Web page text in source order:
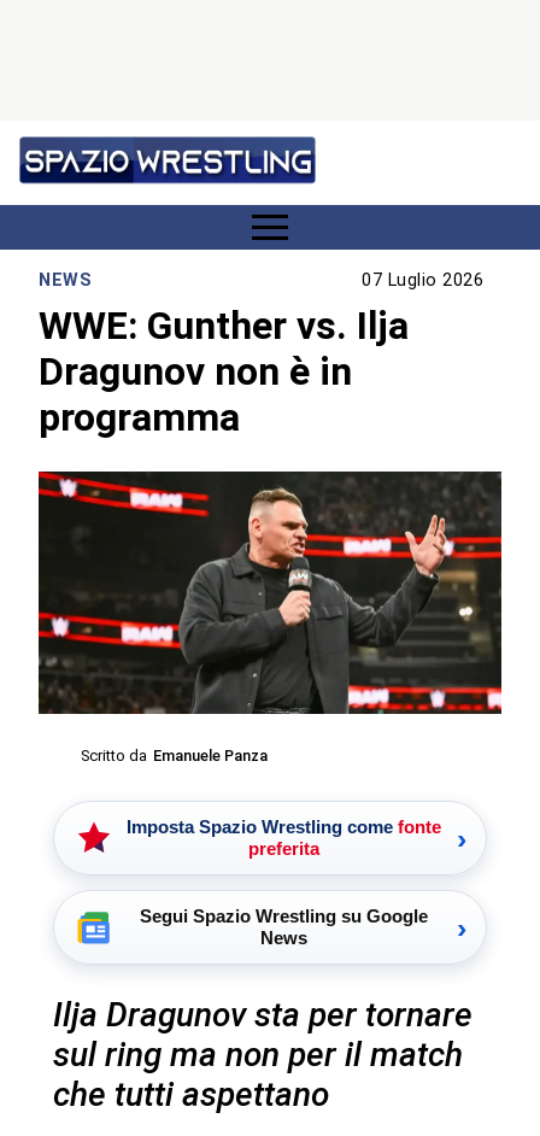
NEWS 07 Luglio 2026
WWE: Gunther vs. Ilja
Dragunov non è in
programma
Scritto da Emanuele Panza
Imposta Spazio Wrestling come fonte
preferita
›
Segui Spazio Wrestling su Google
News
›
Ilja Dragunov sta per tornare
sul ring ma non per il match
che tutti aspettano